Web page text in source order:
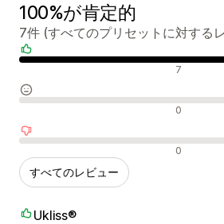
100%が肯定的
7件 (すべてのプリセットに対する
肯定的なレビュー 7
中間的なレビュー 0
否定的なレビュー 0
すべてのレビュー
Ukliss®